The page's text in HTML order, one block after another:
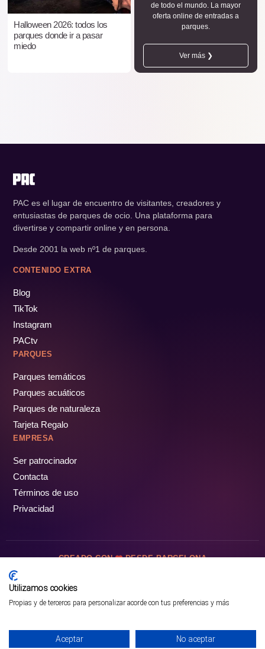
Halloween 2026: todos los
parques donde ir a pasar
miedo
de todo el mundo. La mayor
oferta online de entradas a
parques.
Ver más ❯
PAC es el lugar de encuentro de visitantes, creadores y
entusiastas de parques de ocio. Una plataforma para
divertirse y compartir online y en persona.
Desde 2001 la web nº1 de parques.
CONTENIDO EXTRA
Blog
TikTok
Instagram
PACtv
PARQUES
Parques temáticos
Parques acuáticos
Parques de naturaleza
Tarjeta Regalo
EMPRESA
Ser patrocinador
Contacta
Términos de uso
Privacidad
CREADO CON DESDE BARCELONA
Utilizamos cookies
Propias y de terceros para personalizar acorde con tus preferencias y más
Aceptar No aceptar